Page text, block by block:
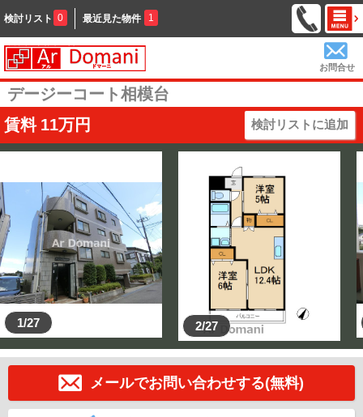
検討リスト 0 最近見た物件 1
お問合せ
デージーコート相模台
賃料 11万円 検討リストに追加
1/27 2/27
メールでお問い合わせする(無料)